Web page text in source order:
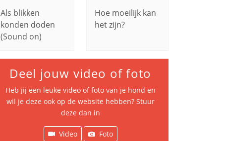
Als blikken
konden doden
(Sound on)
Hoe moeilijk kan
het zijn?
Deel jouw video of foto
Heb jij een leuke video of foto van je hond en
wil je deze ook op de website hebben? Stuur
deze dan in
Video Foto